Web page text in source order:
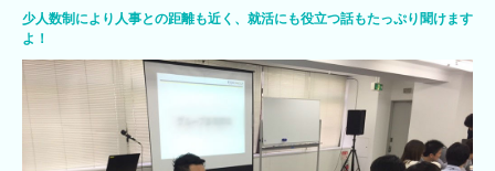
少人数制により人事との距離も近く、就活にも役立つ話もたっぷり聞けます
よ！